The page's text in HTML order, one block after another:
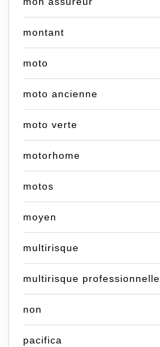
montant
moto
moto ancienne
moto verte
motorhome
motos
moyen
multirisque
multirisque professionnelle
non
pacifica